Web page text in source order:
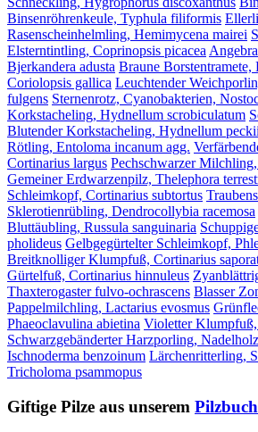
Binsenröhrenkeule, Typhula filiformis
Rasenscheinhelmling, Hemimycena mairei
Elsterntintling, Coprinopsis picacea
Bjerkandera adusta Braune Borstentramete,
Coriolopsis gallica Leuchtender
fulgens Sternenrotz, Cyanobakterien,
Korkstacheling, Hydnellum scrobiculatum
Blutender Korkstacheling, Hydnellum peckii
Rötling, Entoloma incanum agg.
Cortinarius largus Pechschwarzer
Gemeiner Erdwarzenpilz, Thelephora
Schleimkopf, Cortinarius subtortus
Sklerotienrübling, Dendrocollybia racemosa
Bluttäubling, Russula sanguinaria
pholideus Gelbgegürtelter Schleimkopf,
Breitknolliger Klumpfuß, Cortinarius
Gürtelfuß, Cortinarius hinnuleus
Thaxterogaster fulvo-ochrascens Blasser
Pappelmilchling, Lactarius evosmus
Phaeoclavulina abietina Violetter Klumpfuß,
Schwarzgebänderter Harzporling,
Ischnoderma benzoinum Lärchenritterling,
Tricholoma psammopus
Giftige Pilze aus unserem Pilzbuch